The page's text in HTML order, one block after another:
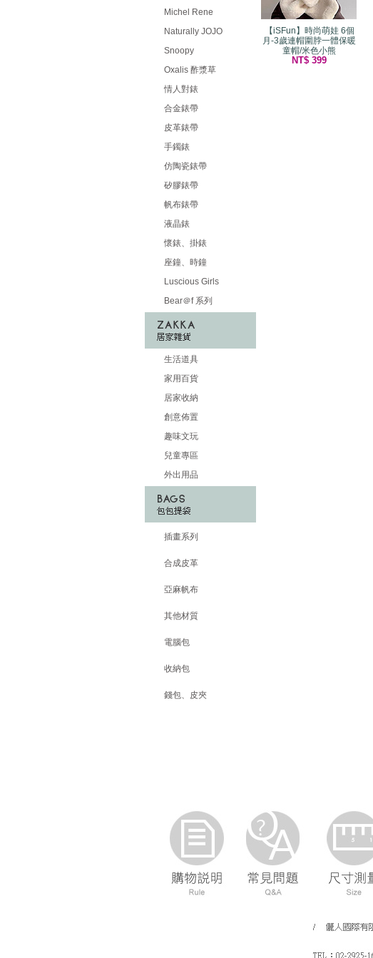
Michel Rene
Naturally JOJO
Snoopy
Oxalis 酢漿草
情人對錶
合金錶帶
皮革錶帶
手鐲錶
仿陶瓷錶帶
矽膠錶帶
帆布錶帶
液晶錶
懷錶、掛錶
座鐘、時鐘
Luscious Girls
Bear＠f 系列
生活道具
家用百貨
居家收納
創意佈置
趣味文玩
兒童專區
外出用品
插畫系列
合成皮革
亞麻帆布
其他材質
電腦包
收納包
錢包、皮夾
【iSFun】時尚萌娃 6個
月-3歲連帽圍脖一體保暖
童帽/米色小熊
NT$ 399